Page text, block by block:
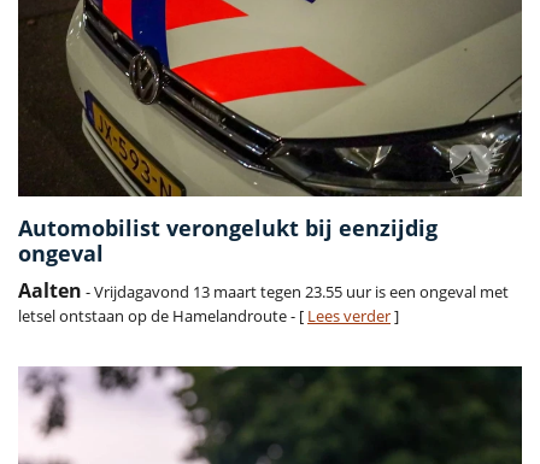
Automobilist verongelukt bij eenzijdig
ongeval
Aalten - Vrijdagavond 13 maart tegen 23.55 uur is een ongeval met
letsel ontstaan op de Hamelandroute - [ Lees verder]